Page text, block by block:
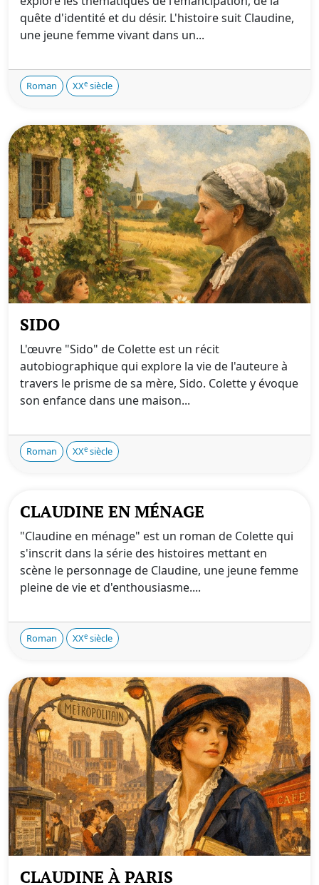
quête d'identité et du désir. L'histoire suit Claudine,
une jeune femme vivant dans un...
Roman XXe siècle
SIDO
L'œuvre "Sido" de Colette est un récit
autobiographique qui explore la vie de l'auteure à
travers le prisme de sa mère, Sido. Colette y évoque
son enfance dans une maison...
Roman XXe siècle
CLAUDINE EN MÉNAGE
"Claudine en ménage" est un roman de Colette qui
s'inscrit dans la série des histoires mettant en
scène le personnage de Claudine, une jeune femme
pleine de vie et d'enthousiasme....
Roman XXe siècle
CLAUDINE À PARIS